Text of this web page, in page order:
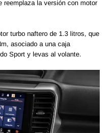
reemplaza la versión con motor
turbo naftero de 1.3 litros, que
asociado a una caja
Sport y levas al volante.